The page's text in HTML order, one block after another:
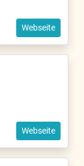
Webseite
Webseite